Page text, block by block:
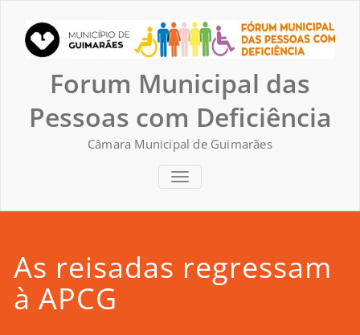
content
Forum Municipal das
Pessoas com Deficiência
Câmara Municipal de Guimarães
TOGGLE NAVIGATION
As reisadas regressam
à APCG